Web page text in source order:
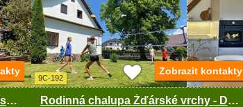
Roubenka bazén a wellness - Žďárské vrchy
9C-192
Rodinná chalupa Žďárské vrchy - Devět skal
Zobrazit kontakty